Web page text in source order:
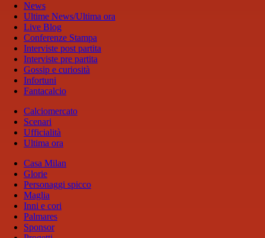
News
Ultime News/Ultima ora
Live Blog
Conferenze Stampa
Interviste post partita
Interviste pre partita
Gossip e curiosità
Infortuni
Fantacalcio
Calciomercato
Scenari
Ufficialità
Ultima ora
Casa Milan
Glorie
Personaggi spicco
Maglia
Inni e cori
Palmares
Sponsor